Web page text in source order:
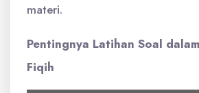
materi.
Pentingnya Latihan Soal
Fiqih